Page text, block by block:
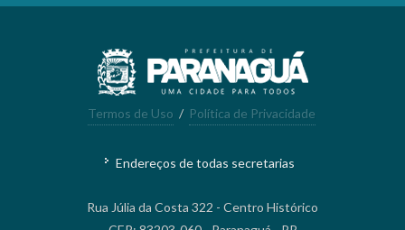
Termos de Uso / Política de Privacidade
Endereços de todas secretarias
Rua Júlia da Costa 322 - Centro Histórico